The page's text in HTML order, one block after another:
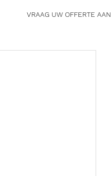
VRAAG UW OFFERTE AAN